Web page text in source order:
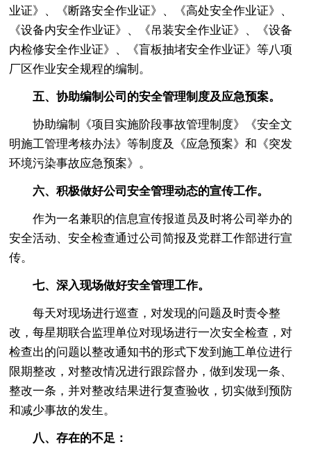
业证》、《断路安全作业证》、《高处安全作业证》、
《设备内安全作业证》、《吊装安全作业证》、《设备
内检修安全作业证》、《盲板抽堵安全作业证》等八项
厂区作业安全规程的编制。
五、协助编制公司的安全管理制度及应急预案。
协助编制《项目实施阶段事故管理制度》《安全文
明施工管理考核办法》等制度及《应急预案》和《突发
环境污染事故应急预案》。
六、积极做好公司安全管理动态的宣传工作。
作为一名兼职的信息宣传报道员及时将公司举办的
安全活动、安全检查通过公司简报及党群工作部进行宣
传。
七、深入现场做好安全管理工作。
每天对现场进行巡查，对发现的问题及时责令整
改，每星期联合监理单位对现场进行一次安全检查，对
检查出的问题以整改通知书的形式下发到施工单位进行
限期整改，对整改情况进行跟踪督办，做到发现一条、
整改一条，并对整改结果进行复查验收，切实做到预防
和减少事故的发生。
八、存在的不足：